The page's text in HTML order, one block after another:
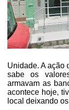
Unidade. A ação
sabe os
armavam as
acontece hoje,
local deixando